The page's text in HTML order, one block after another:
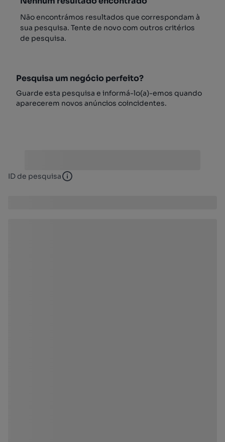
Não encontrámos resultados que correspondam à
sua pesquisa. Tente de novo com outros critérios
de pesquisa.
Pesquisa um negócio perfeito?
Guarde esta pesquisa e informá-lo(a)-emos quando
aparecerem novos anúncios coincidentes.
ID de pesquisa ID de pesquisa